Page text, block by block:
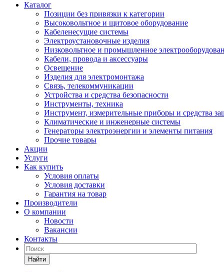
Каталог
Позиции без привязки к категории
Высоковольтное и щитовое оборудование
Кабеленесущие системы
Электроустановочные изделия
Низковольтное и промышленное
Кабели, провода и аксессуары
Освещение
Изделия для электромонтажа
Связь, телекоммуникации
Устройства и средства безопасности
Инструменты, техника
Инструмент, измерительные приборы и средства
Климатические и инженерные системы
Генераторы электроэнергии и элементы питания
Прочие товары
Акции
Услуги
Как купить
Условия оплаты
Условия доставки
Гарантия на товар
Производители
О компании
Новости
Вакансии
Контакты
Найти